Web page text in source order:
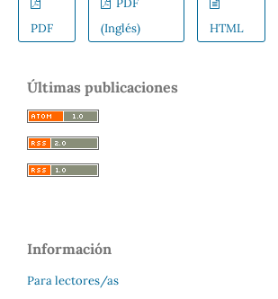
PDF
(Inglés)
HTML
Últimas publicaciones
Información
Para lectores/as